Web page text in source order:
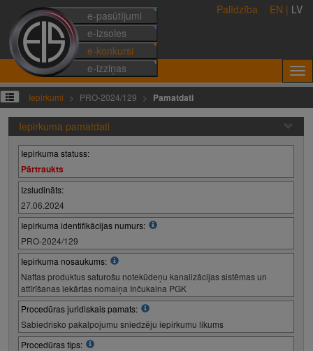
e-pasūtījumi
e-izsoles
e-konkursi
e-izziņas
Palīdzība EN | LV
Iepirkumi PRO-2024/129 Pamatdati
Iepirkuma pamatdati
Iepirkuma statuss:
Pārtraukts
Izsludināts:
27.06.2024
Iepirkuma identifikācijas numurs:
PRO-2024/129
Iepirkuma nosaukums:
Naftas produktus saturošu notekūdeņu kanalizācijas sistēmas un
attīrīšanas iekārtas nomaiņa Inčukalna PGK
Procedūras juridiskais pamats:
Sabiedrisko pakalpojumu sniedzēju iepirkumu likums
Procedūras tips: